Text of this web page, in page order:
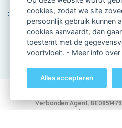
09 3 450 450
Verbonden Agent,
van KBC Verzekeringen nv
cookies, zodat we site
persoonlijk gebruik kunnen
cookies aanvaardt, dan
toestemt met de
voortvloeit. - Meer info
Alles accepteren